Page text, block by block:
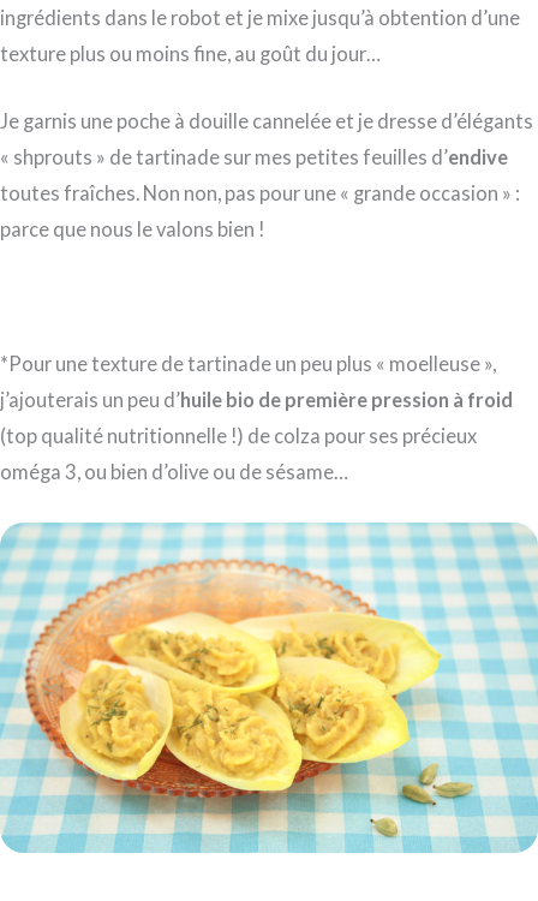
ingrédients dans le robot et je mixe jusqu’à obtention d’une
texture plus ou moins fine, au goût du jour…
Je garnis une poche à douille cannelée et je dresse d’élégants
« shprouts » de tartinade sur mes petites feuilles d’endive
toutes fraîches. Non non, pas pour une « grande occasion » :
parce que nous le valons bien !
*Pour une texture de tartinade un peu plus « moelleuse »,
j’ajouterais un peu d’huile bio de première pression à froid
(top qualité nutritionnelle !) de colza pour ses précieux
oméga 3, ou bien d’olive ou de sésame…